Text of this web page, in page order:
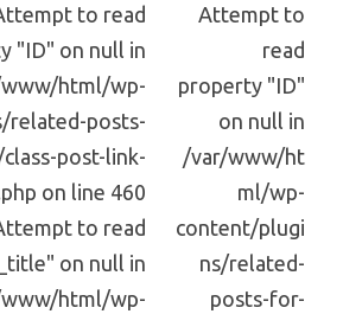
Attempt to
read
property "ID"
on null in
/var/www/ht
ml/wp-
content/plugi
ns/related-
posts-for-
to read
"ID" on null in
html/wp-
related-posts-
post-link-
on line 460
to read
on null in
html/wp-